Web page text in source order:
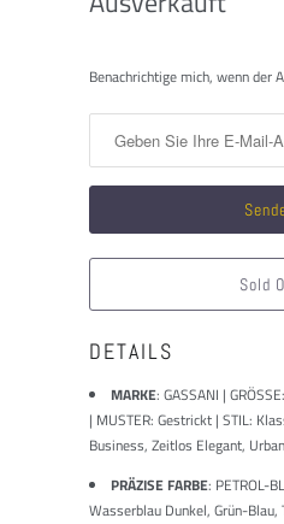
Benachrichtigen
wenn
verfügbar
ist:
Benachrichtige mich, wenn der
Sold
DETAILS
MARKE: GASSANI |
| MUSTER: Gestrickt | STIL:
Business, Zeitlos Elegant,
PRÄZISE FARBE: PETROL-
Wasserblau Dunkel, Grün-Blau,